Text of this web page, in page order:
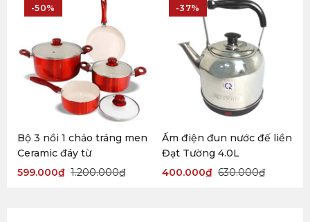
-50%
Bộ 3 nồi 1 chảo tráng men
Ceramic đáy từ
1.200.000₫
599.000₫
-37%
Ấm điện đun nước đế liền
Đạt Tường 4.0L
630.000₫
400.000₫